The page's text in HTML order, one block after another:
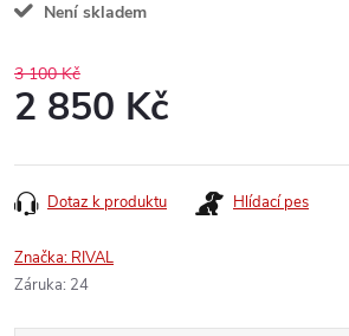
Není skladem
3 100 Kč
2 850 Kč
cena:
Dotaz k produktu Hlídací pes
Značka: RIVAL
Záruka: 24